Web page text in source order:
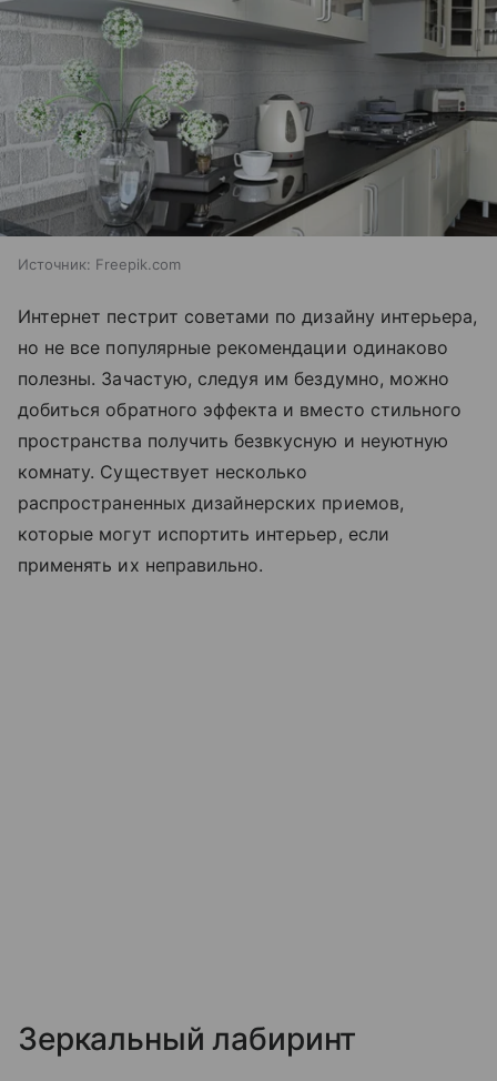
Источник: Freepik.com
Интернет пестрит советами по дизайну интерьера,
но не все популярные рекомендации одинаково
полезны. Зачастую, следуя им бездумно, можно
добиться обратного эффекта и вместо стильного
пространства получить безвкусную и неуютную
комнату. Существует несколько
распространенных дизайнерских приемов,
которые могут испортить интерьер, если
применять их неправильно.
Зеркальный лабиринт